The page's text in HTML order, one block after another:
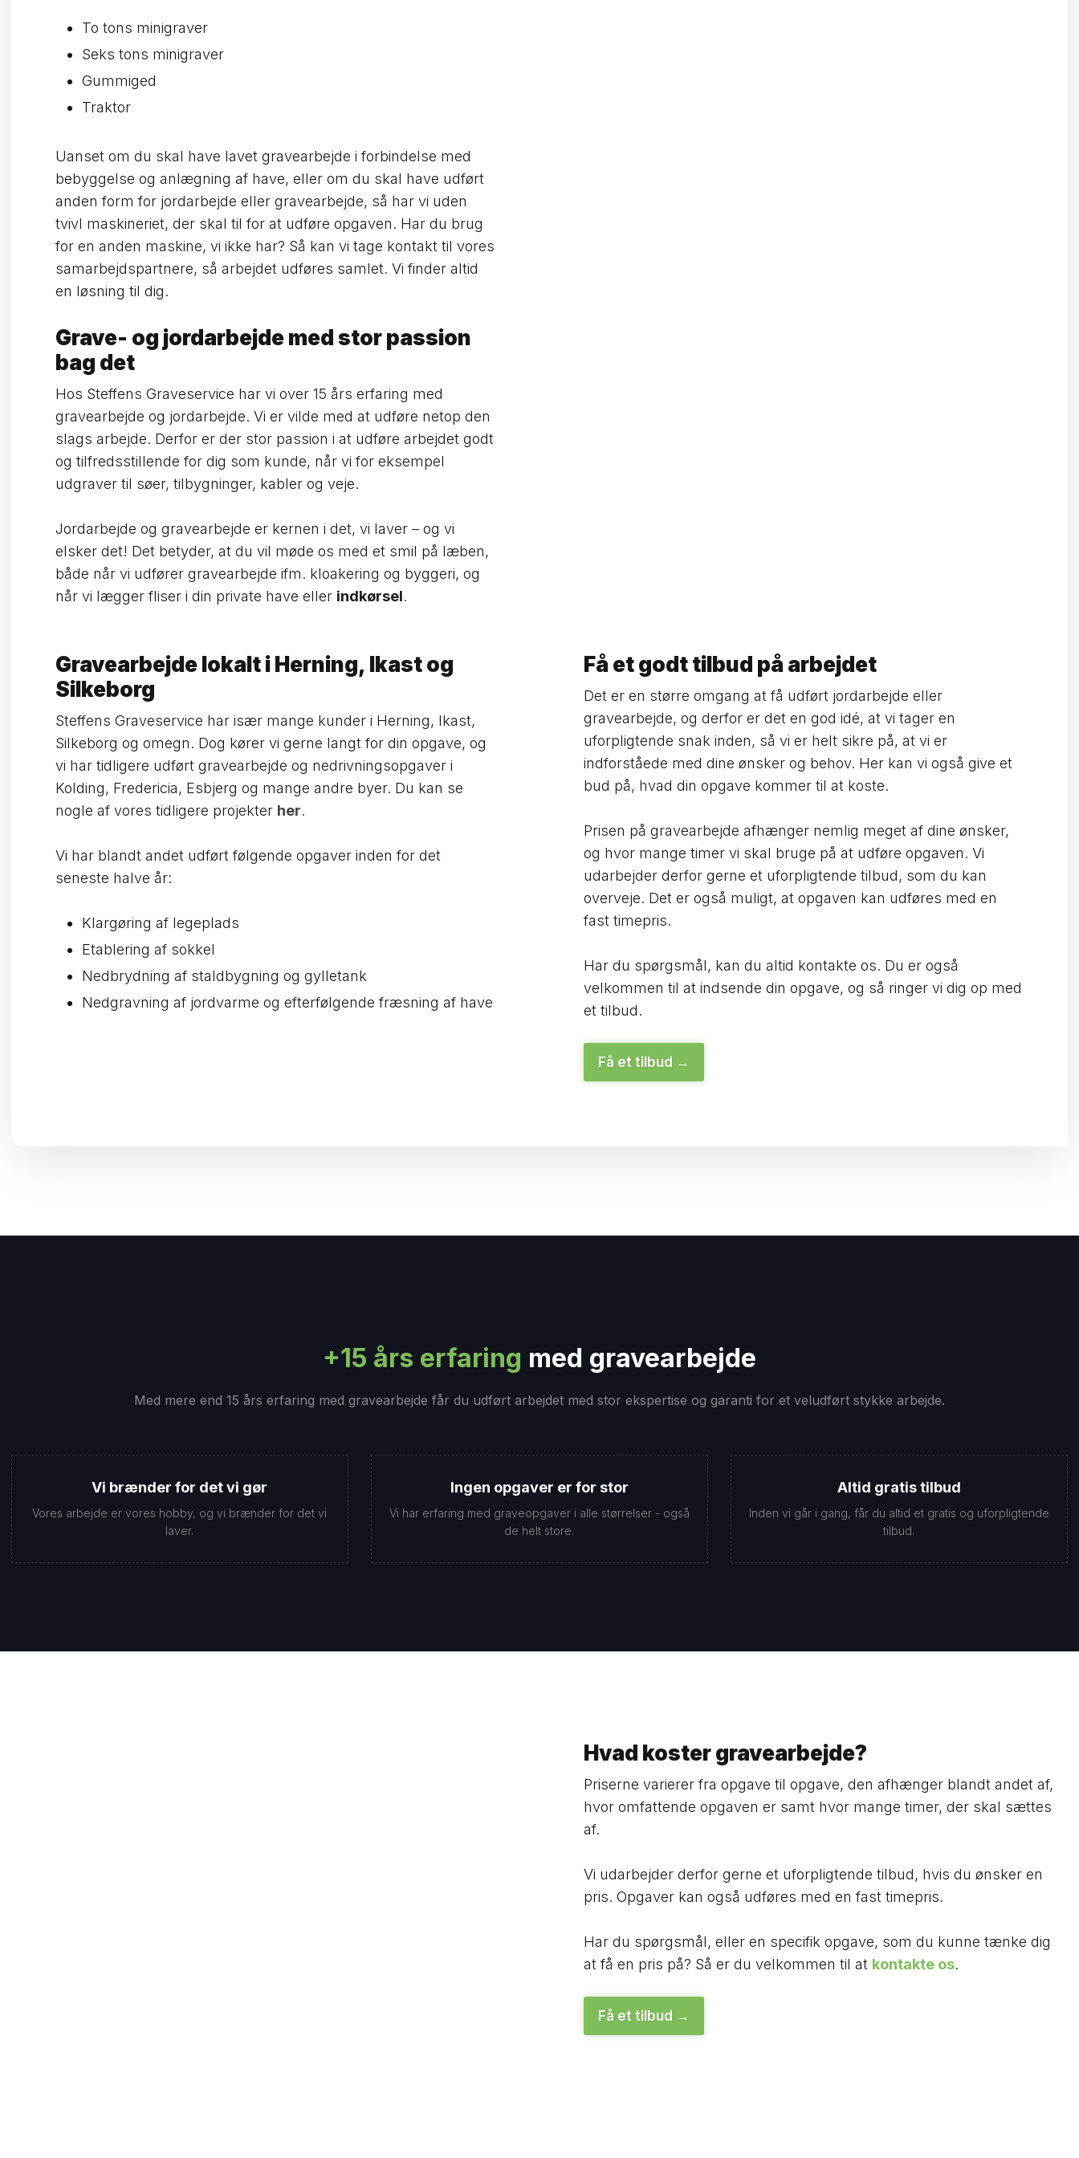
​To tons minigraver
​Seks tons minigraver
​Gummiged
​Traktor
Uanset om du skal have lavet gravearbejde i forbindelse med
bebyggelse og anlægning af have, eller om du skal have udført
anden form for jordarbejde eller gravearbejde, så har vi uden
tvivl maskineriet, der skal til for at udføre opgaven. Har du brug
for en anden maskine, vi ikke har? Så kan vi tage kontakt til vores
samarbejdspartnere, så arbejdet udføres samlet. Vi finder altid
en løsning til dig.
Grave- og jordarbejde med stor passion
bag det
Hos Steffens Graveservice har vi over 15 års erfaring med
gravearbejde og jordarbejde. Vi er vilde med at udføre netop den
slags arbejde. Derfor er der stor passion i at udføre arbejdet godt
og tilfredsstillende for dig som kunde, når vi for eksempel
udgraver til søer, tilbygninger, kabler og veje.
Jordarbejde og gravearbejde er kernen i det, vi laver – og vi
elsker det! Det betyder, at du vil møde os med et smil på læben,
både når vi udfører gravearbejde ifm. kloakering og byggeri, og
når vi lægger fliser i din private have eller indkørsel.
Gravearbejde lokalt i Herning, Ikast og
Silkeborg
Steffens Graveservice har især mange kunder i Herning, Ikast,
Silkeborg og omegn. Dog kører vi gerne langt for din opgave, og
vi har tidligere udført gravearbejde og nedrivningsopgaver i
Kolding, Fredericia, Esbjerg og mange andre byer. Du kan se
nogle af vores tidligere projekter her.
Vi har blandt andet udført følgende opgaver inden for det
seneste halve år:
​Klargøring af legeplads
​Etablering af sokkel
​Nedbrydning af staldbygning og gylletank
​Nedgravning af jordvarme og efterfølgende fræsning af have
Få et godt tilbud på arbejdet
Det er en større omgang at få udført jordarbejde eller
gravearbejde, og derfor er det en god idé, at vi tager en
uforpligtende snak inden, så vi er helt sikre på, at vi er
indforståede med dine ønsker og behov. Her kan vi også give et
bud på, hvad din opgave kommer til at koste.
Prisen på gravearbejde afhænger nemlig meget af dine ønsker,
og hvor mange timer vi skal bruge på at udføre opgaven. Vi
udarbejder derfor gerne et uforpligtende tilbud, som du kan
overveje. Det er også muligt, at opgaven kan udføres med en
fast timepris.
Har du spørgsmål, kan du altid kontakte os. Du er også
velkommen til at indsende din opgave, og så ringer vi dig op med
et tilbud.
Få et tilbud​ →
+15 års erfaring med gravearbejde
Med mere end 15 års erfaring med gravearbejde får du udført arbejdet med stor ekspertise og garanti for et veludført stykke arbejde.​
Vi brænder for det vi gør
Vores arbejde er vores hobby, og vi brænder for det vi
laver.
Ingen opgaver er for stor
Vi har erfaring med graveopgaver i alle størrelser - også
de helt store.
Altid gratis tilbud
Inden vi går i gang, får du altid et gratis og uforpligtende
tilbud.
Hvad koster gravearbejde?
Priserne varierer fra opgave til opgave, den afhænger blandt andet af,
hvor omfattende opgaven er samt hvor mange timer, der skal sættes
af.
​Vi udarbejder derfor gerne et uforpligtende tilbud, hvis du ønsker en
pris. Opgaver kan også udføres med en fast timepris.
Har du spørgsmål, eller en specifik opgave, som du kunne tænke dig
at få en pris på? Så er du velkommen til at kontakte os.
Få et tilbud​ →